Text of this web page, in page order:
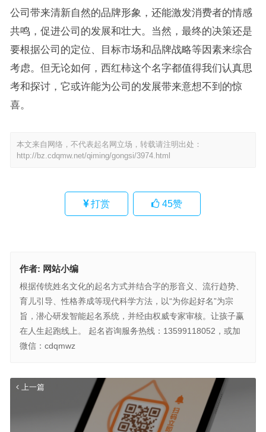
公司带来清新自然的品牌形象，还能激发消费者的情感
共鸣，促进公司的发展和壮大。当然，最终的决策还是
要根据公司的定位、目标市场和品牌战略等因素来综合
考虑。但无论如何，西红柿这个名字都值得我们认真思
考和探讨，它或许能为公司的发展带来意想不到的惊
喜。
本文来自网络，不代表起名网立场，转载请注明出处：
http://bz.cdqmw.net/qiming/gongsi/3974.html
打赏 45赞
作者: 网站小编
根据传统姓名文化的起名方式并结合字的形音义、流行趋势、
育儿引导、性格养成等现代科学方法，以“为你起好名”为宗
旨，潜心研发智能起名系统，并经由权威专家审核。让孩子赢
在人生起跑线上。 起名咨询服务热线：13599118052，或加
微信：cdqmwz
上一篇